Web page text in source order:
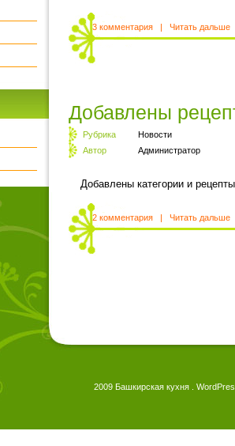
3 комментария | Читать дальше
Добавлены
Рубрика
Новости
Автор
Администратор
Добавлены категории и
2 комментария | Читать дальше
2009 Башкирская кухня .